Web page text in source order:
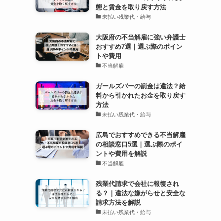
態と賃金を取り戻す方法
未払い残業代・給与
大阪府の不当解雇に強い弁護士
おすすめ7選｜選ぶ際のポイン
トや費用
不当解雇
ガールズバーの罰金は違法？給
料から引かれたお金を取り戻す
方法
未払い残業代・給与
広島でおすすめできる不当解雇
の相談窓口5選｜選ぶ際のポイ
ントや費用を解説
不当解雇
残業代請求で会社に報復され
る？｜違法な嫌がらせと安全な
請求方法を解説
未払い残業代・給与